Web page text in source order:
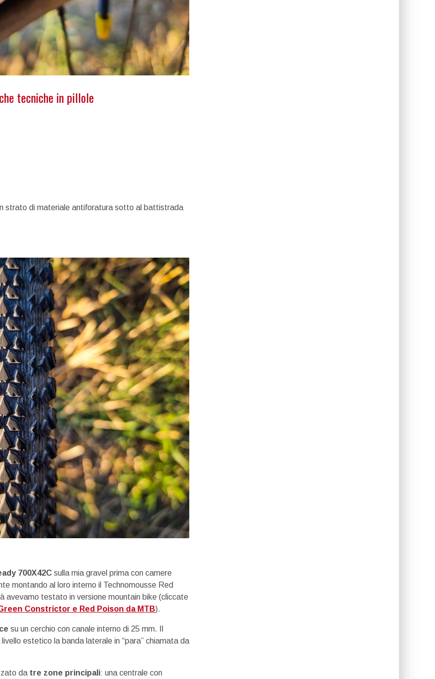
tecniche in pillole
strato di materiale antiforatura sotto al battistrada
700X42C sulla mia gravel prima con camere
montando al loro interno il Technomousse Red
avevamo testato in versione mountain bike (cliccate
Constrictor e Red Poison da MTB).
su un cerchio con canale interno di 25 mm. Il
estetico la banda laterale in “para” chiamata da
da tre zone principali: una centrale con